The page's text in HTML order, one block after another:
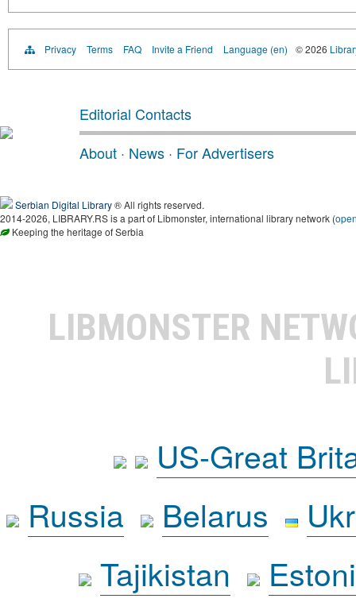
Privacy Terms FAQ Invite a Friend Language (en) © 2026
Editorial Contacts
About · News · For Advertisers
Serbian Digital Library® All rights reserved.
2014-2026, LIBRARY.RS is a part of Libmonster, international library network (
Keeping the heritage of Serbia
LIBMONSTER
US-Great
Russia
Belarus
Tajikistan